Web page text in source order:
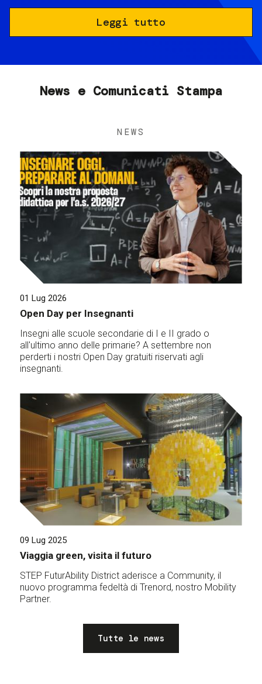
Leggi tutto
News e Comunicati Stampa
NEWS
01 Lug 2026
Open Day per Insegnanti
Insegni alle scuole secondarie di I e II grado o
all'ultimo anno delle primarie? A settembre non
perderti i nostri Open Day gratuiti riservati agli
insegnanti.
09 Lug 2025
Viaggia green, visita il futuro
STEP FuturAbility District aderisce a Community, il
nuovo programma fedeltà di Trenord, nostro Mobility
Partner.
Tutte le news